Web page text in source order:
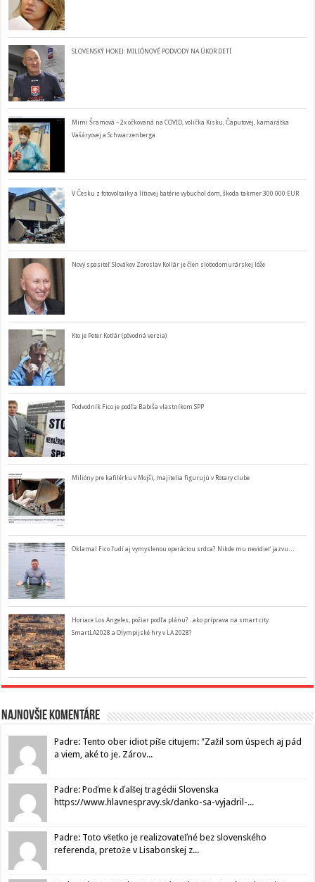
SLOVENSKÝ HOKEJ: MILIÓNOVÉ PODVODY NA ÚKOR DETÍ
Mimi Šramová – 2x očkovaná na COVID, volička Kisku, Čaputovej, kamarátka
Vašáryovej a Schwarzenberga
V Česku z fotovoltaiky a lítiovej batérie vybuchol dom, škoda takmer 300 000 EUR
Nový spasiteľ Slovákov Zoroslav Kollár je člen slobodomurárskej lóže
Kto je Peter Kotlár (pôvodná verzia)
Podvodník Fico je podľa Babiša vlastníkom SPP
Milióny pre kafilérku v Mojši, majitelia figurujú v Rotary clube
Oklamal Fico ľudí aj vymyslenou operáciou srdca? Nikde mu nevidieť jazvu…
Horiace Los Angeles, požiar podľa plánu? ..ako príprava na smart city
SmartLA2028 a Olympijské hry v LA 2028?
Najnovšie komentáre
Padre: Tento ober idiot píše citujem: "Zažil som úspech aj pád
a viem, aké to je. Zárov...
Padre: Poďme k ďalšej tragédii Slovenska
https://www.hlavnespravy.sk/danko-sa-vyjadril-...
Padre: Toto všetko je realizovateľné bez slovenského
referenda, pretože v Lisabonskej z...